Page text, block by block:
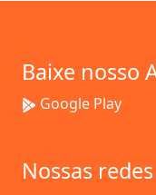
Baixe nosso
Google Play
Nossas